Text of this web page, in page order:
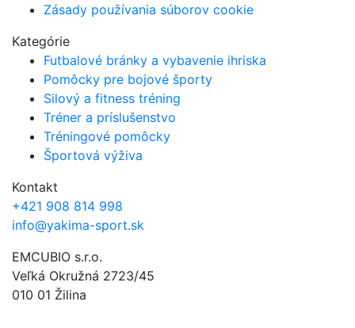
Zásady používania súborov cookie
Kategórie
Futbalové bránky a vybavenie ihriska
Pomôcky pre bojové športy
Silový a fitness tréning
Tréner a príslušenstvo
Tréningové pomôcky
Športová výživa
Kontakt
+421 908 814 998
info@yakima-sport.sk
EMCUBIO s.r.o.
Veľká Okružná 2723/45
010 01 Žilina